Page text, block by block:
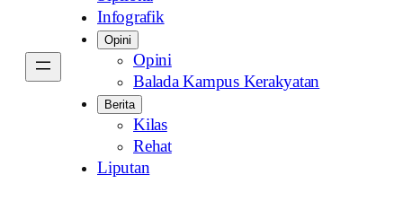
Infografik
Opini
Opini
Balada Kampus Kerakyatan
Berita
Kilas
Rehat
Liputan